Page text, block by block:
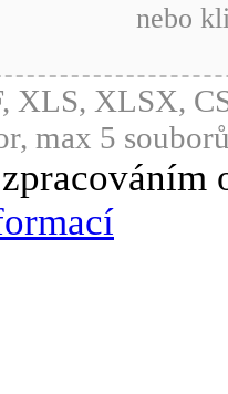
nebo
XLS, XLSX,
max 5